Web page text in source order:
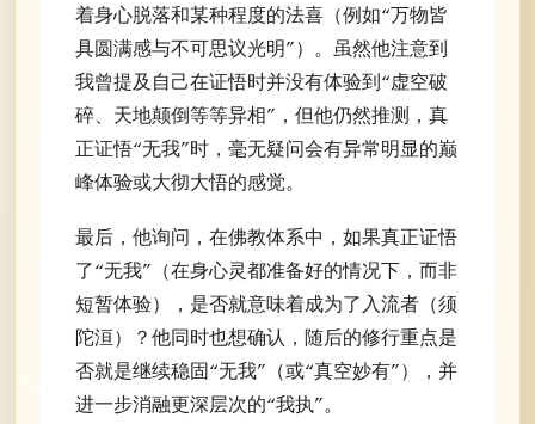
着身心脱落和某种程度的法喜（例如“万物皆
具圆满感与不可思议光明”）。虽然他注意到
我曾提及自己在证悟时并没有体验到“虚空破
碎、天地颠倒等等异相”，但他仍然推测，真
正证悟“无我”时，毫无疑问会有异常明显的巅
峰体验或大彻大悟的感觉。
最后，他询问，在佛教体系中，如果真正证悟
了“无我”（在身心灵都准备好的情况下，而非
短暂体验），是否就意味着成为了入流者（须
陀洹）？他同时也想确认，随后的修行重点是
否就是继续稳固“无我”（或“真空妙有”），并
进一步消融更深层次的“我执”。